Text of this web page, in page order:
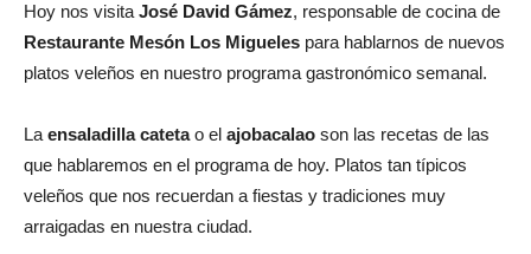
Hoy nos visita José David Gámez, responsable de cocina de
Restaurante Mesón Los Migueles para hablarnos de nuevos
platos veleños en nuestro programa gastronómico semanal.
La ensaladilla catetao el ajobacalao son las recetas de las
que hablaremos en el programa de hoy. Platos tan típicos
veleños que nos recuerdan a fiestas y tradiciones muy
arraigadas en nuestra ciudad.